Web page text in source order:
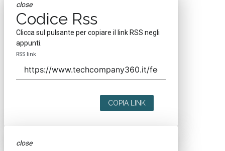
close
Codice Rss
Clicca sul pulsante per copiare il link RSS negli
appunti.
RSS link
COPIA LINK
close